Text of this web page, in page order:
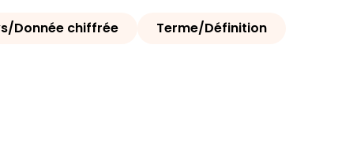
Donnée chiffrée Terme/Définition